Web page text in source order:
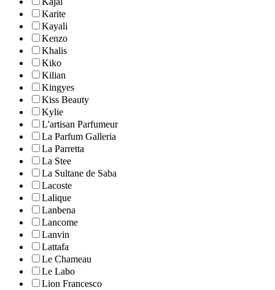
Karite
Kayali
Kenzo
Khalis
Kiko
Kilian
Kingyes
Kiss Beauty
Kylie
L'artisan Parfumeur
La Parfum Galleria
La Parretta
La Stee
La Sultane de Saba
Lacoste
Lalique
Lanbena
Lancome
Lanvin
Lattafa
Le Chameau
Le Labo
Lion Francesco